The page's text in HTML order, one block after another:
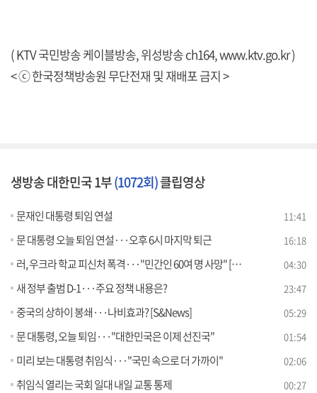
( KTV 국민방송 케이블방송, 위성방송 ch164,www.ktv.go.kr)
< ⓒ 한국정책방송원 무단전재 및 재배포 금지 >
생방송 대한민국 1부(1072회)클립영상
문재인 대통령 퇴임 연설 11:41
문 대통령 오늘 퇴임 연설···오후 6시 마지막 퇴근 16:18
러, 우크라 학교 피신처 폭격···"민간인 60여 명 사망" [월드 투데이] 04:30
새 정부 출범 D-1···주요 정책 내용은? 23:47
중국의 상하이 봉쇄···나비효과? [S&News] 05:29
문 대통령, 오늘 퇴임···"대한민국은 이제 선진국" 01:54
미리 보는 대통령 취임식···"국민 속으로 더 가까이" 02:06
취임식 열리는 국회 일대 내일 교통 통제 00:27